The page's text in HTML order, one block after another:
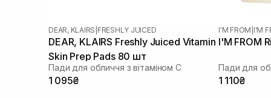
DEAR, KLAIRS FRESHLY JUICED
DEAR, KLAIRS Freshly Juiced Vitamin
Skin Prep Pads 80 шт
Пади для обличчя з вітаміном С
1 095₴
I'M FROM I'M
I'M FROM
Пади для
1 110₴